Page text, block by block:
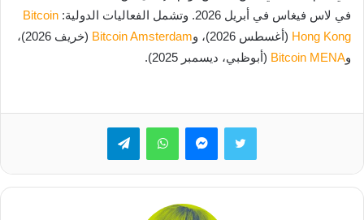
في لاس فيغاس في أبريل 2026. وتشمل الفعاليات الدولية:
Bitcoin
Hong Kong (أغسطس 2026)، و Bitcoin Amsterdam
(خريف 2026)،
وBitcoin MENA (أبوظبي، ديسمبر 2025).
تويتر ماسنجرواتساب تيلقرام